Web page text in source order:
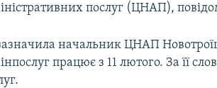
послуг (ЦНАП),
начальник ЦНАП
працює з 11 лютого. За її